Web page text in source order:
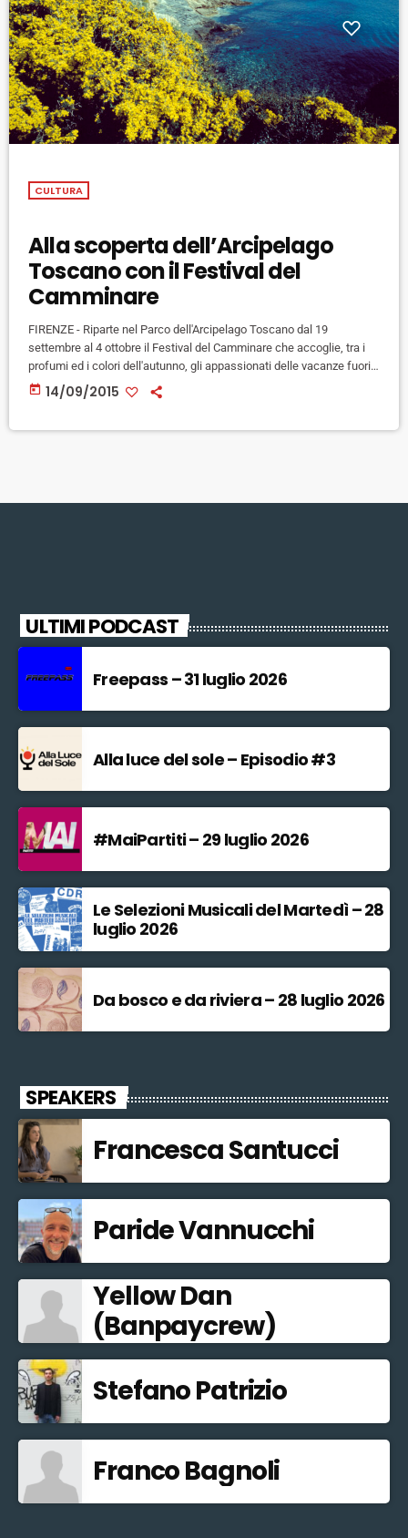
CULTURA
Alla scoperta dell’Arcipelago
Toscano con il Festival del
Camminare
FIRENZE - Riparte nel Parco dell'Arcipelago Toscano dal 19
settembre al 4 ottobre il Festival del Camminare che accoglie, tra i
profumi ed i colori dell'autunno, gli appassionati delle vacanze fuori
stagione, offrendo l’opportunità per esplorare spettacolari sentieri
tra cielo e mare. Un modo sano per di rilassarsi e vivere le emozioni
today 14/09/2015
ULTIMI PODCAST
Freepass – 31 luglio 2026
Alla luce del sole – Episodio #3
#MaiPartiti – 29 luglio 2026
Le Selezioni Musicali del Martedì – 28
luglio 2026
Da bosco e da riviera – 28 luglio 2026
SPEAKERS
Francesca Santucci
Paride Vannucchi
Yellow Dan
(Banpaycrew)
Stefano Patrizio
Franco Bagnoli